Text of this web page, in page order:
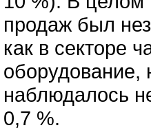
продаж был
как в секторе
оборудование,
наблюдалось
0,7 %.